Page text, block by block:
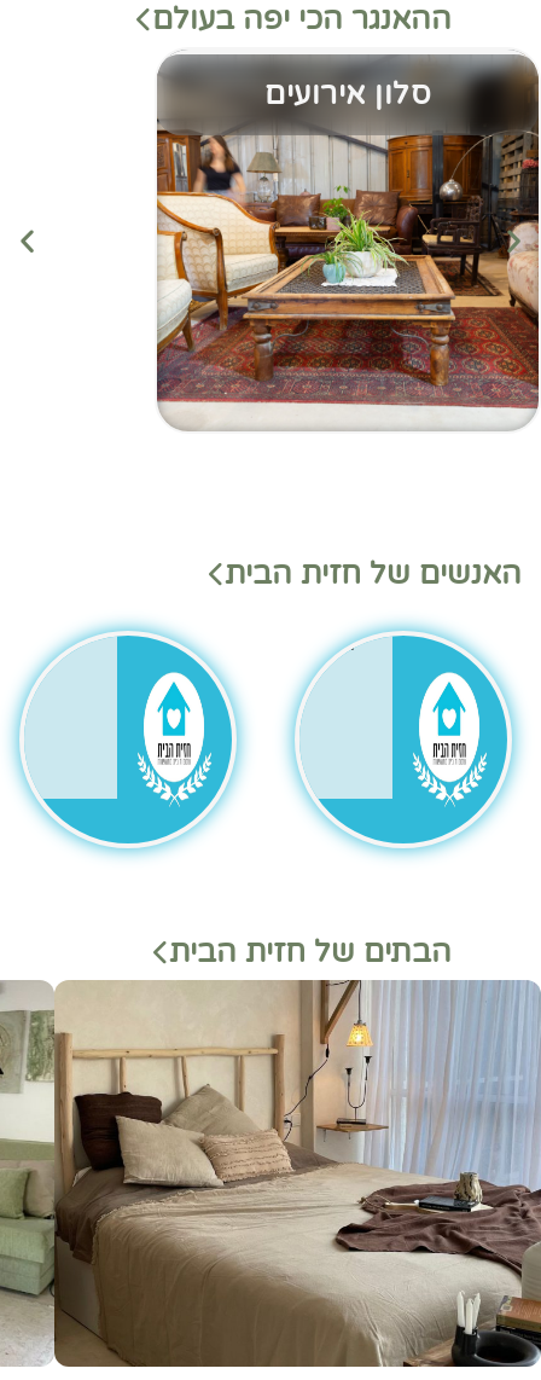
ההאנגר הכי יפה בעולם
סלון אירועים
האנשים של חזית הבית
משמ
בהאנ
גר
הבתים של חזית הבית